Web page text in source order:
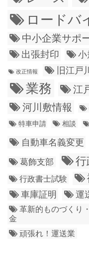
ロードバ
中小企業サポ
出張封印 小
改正情報 旧江戸
業務 江
河川敷情報
特車申請
相談
自動車名義変更
葛飾支部 行
行政書士試験
車庫証明 運
革新的ものづくり
金
頑張れ！運送業